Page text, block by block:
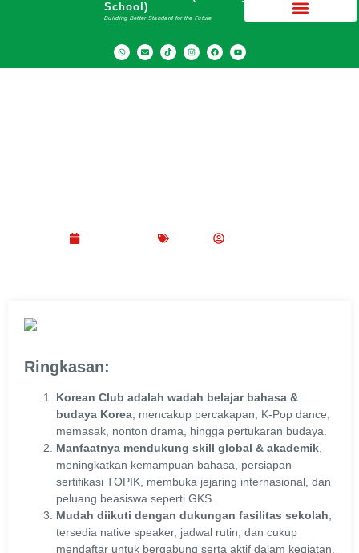
School)
Building Better Standard for the Future
Ringkasan:
Korean Club adalah wadah belajar bahasa &
budaya Korea , mencakup percakapan, K-Pop dance,
memasak, nonton drama, hingga pertukaran budaya.
Manfaatnya mendukung skill global & akademik
meningkatkan kemampuan bahasa, persiapan
sertifikasi TOPIK, membuka jejaring internasional, dan
peluang beasiswa seperti GKS.
Mudah diikuti dengan dukungan fasilitas sekolah
tersedia native speaker, jadwal rutin, dan cukup
mendaftar untuk bergabung serta aktif dalam kegiatan.